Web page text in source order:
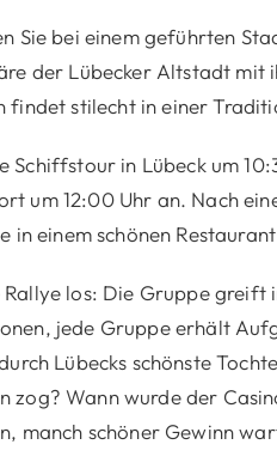
Sie bei einem geführten
der Lübecker Altstadt mit
findet stilecht in einer
Schiffstour in Lübeck um
um 12:00 Uhr an. Nach
in einem schönen
Rallye los: Die Gruppe greift
jede Gruppe erhält
Lübecks schönste
zog? Wann wurde der
manch schöner Gewinn